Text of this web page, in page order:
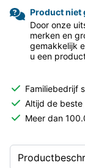
Product niet
Door onze
merken en
gemakkelijk
u een
Familiebedrijf
Altijd de beste
Meer dan